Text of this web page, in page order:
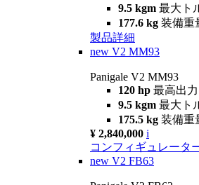
9.5 kgm 最大ト
177.6 kg 装備重
製品詳細
new V2 MM93
Panigale V2 MM93
120 hp 最高出力
9.5 kgm 最大ト
175.5 kg 装備重
¥ 2,840,000 i
コンフィギュレータ
new V2 FB63